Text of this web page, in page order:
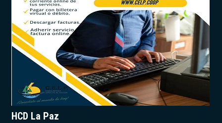
HCD La Paz